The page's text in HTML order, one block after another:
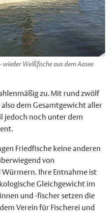
Weißfische aus dem Aasee
zu. Mit rund zwölf
dem Gesamtgewicht aller
jedoch noch unter dem
Friedfische keine anderen
von
Ihre Entnahme ist
Gleichgewicht im
und -fischer setzen die
Verein für Fischerei und